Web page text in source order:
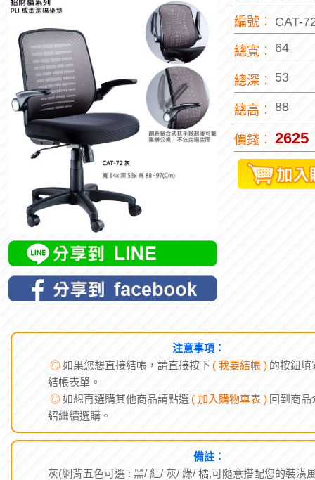
編號︰ CAT-
總寬︰ 64
總深︰ 53
總高︰ 88
價錢︰ 2625
注意事項︰
◎如果您想直接結帳，請直接按下 ( 我要結帳 ) 的按鈕填
結帳表單。
◎如想再選購其他商品請點選 ( 加入購物車表 ) 回到商品
紹繼續選購。
備註︰
灰(網背五色可選 : 黑/ 紅/ 灰/ 綠/ 橘,可隨意搭配您的裝潢